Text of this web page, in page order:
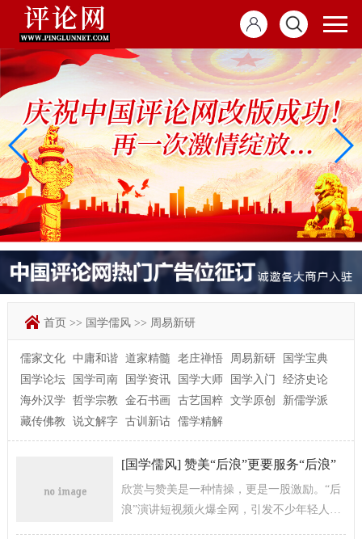
首页 >> 国学儒风 >> 周易新研
儒家文化 中庸和谐 道家精髓 老庄禅悟 周易新研
国学宝典
国学论坛
国学司南 国学资讯 国学大师 国学入门
经济史论
海外汉学
哲学宗教 金石书画 古艺国粹 文学原创
新儒学派
藏传佛教
说文解字 古训新诂 儒学精解
[国学儒风] 赞美“后浪”更要服务“后浪”
欣赏与赞美是一种情操，更是一股激励。“后
浪”演讲短视频火爆全网，引发不少年轻人共